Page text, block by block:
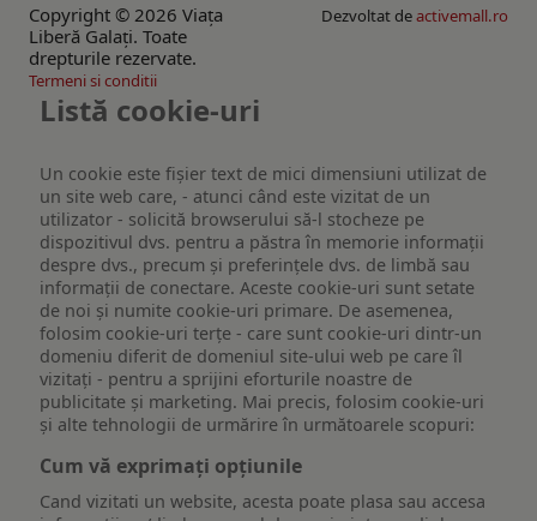
Copyright © 2026 Viaţa
Liberă Galaţi. Toate
drepturile rezervate.
Dezvoltat deactivemall.ro
Termeni si conditii
Listă cookie-uri
Un cookie este fişier text de mici dimensiuni utilizat de
un site web care, - atunci când este vizitat de un
utilizator - solicită browserului să-l stocheze pe
dispozitivul dvs. pentru a păstra în memorie informații
despre dvs., precum și preferințele dvs. de limbă sau
informații de conectare. Aceste cookie-uri sunt setate
de noi și numite cookie-uri primare. De asemenea,
folosim cookie-uri terțe - care sunt cookie-uri dintr-un
domeniu diferit de domeniul site-ului web pe care îl
vizitați - pentru a sprijini eforturile noastre de
publicitate și marketing. Mai precis, folosim cookie-uri
și alte tehnologii de urmărire în următoarele scopuri:
Cum vă exprimați opțiunile
Cand vizitati un website, acesta poate plasa sau accesa